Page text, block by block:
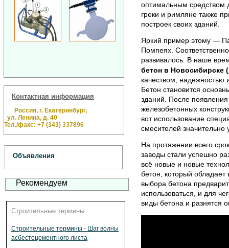
Контактная информация
Россия, г. Екатеринбург,
ул. Ленина, д. 40
Тел./факс: +7 (343) 337896
Объявления
Рекомендуем
Строительные термины
Строительные термины - Шаг волны
асбестоцементного листа
оптимальным средством
греки и римляне также
построек своих зданий.
Яркий пример этому —
Помпеях.
развивалось. В наше
бетон в Новосибирске (
качеством, надежностью
Бетон становится
зданий. После появления
железобетонных
вот использование
смесителей
На протяжении всего
заводы стали успешно
всё новые и новые
бетон, который
выбора бетона
использоваться, и для
виды бетона и разнятся